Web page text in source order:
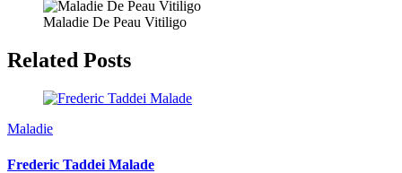
Maladie De Peau Vitiligo
Related Posts
Maladie
Frederic Taddei Malade